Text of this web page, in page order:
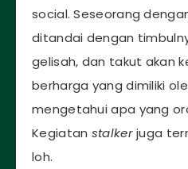
social. Seseorang
ditandai dengan
gelisah, dan takut akan
berharga yang dimiliki
mengetahui apa yang
Kegiatan stalkerjuga
loh.